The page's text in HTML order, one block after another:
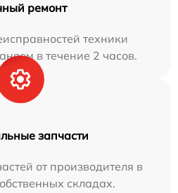
ремонт
техники
в течение 2 часов.
запчасти
от производителя в
складах.